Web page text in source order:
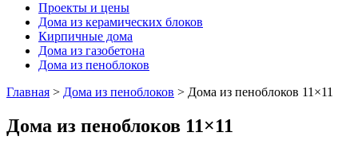
Проекты и цены
Дома из керамических блоков
Кирпичные дома
Дома из газобетона
Дома из пеноблоков
Главная > Дома из пеноблоков > Дома из пеноблоков 11×11
Дома из пеноблоков 11×11